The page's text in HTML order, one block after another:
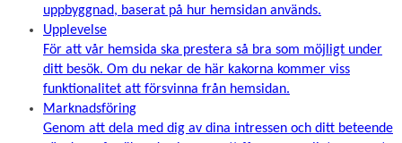
uppbyggnad, baserat på hur hemsidan används.
Upplevelse
För att vår hemsida ska prestera så bra som möjligt under
ditt besök. Om du nekar de här kakorna kommer viss
funktionalitet att försvinna från hemsidan.
Marknadsföring
Genom att dela med dig av dina intressen och ditt beteende